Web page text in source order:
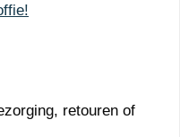
retouren of